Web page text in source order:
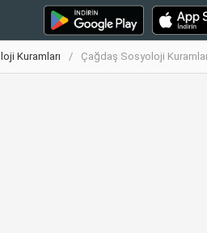
Kuramları Çağdaş Sosyoloji